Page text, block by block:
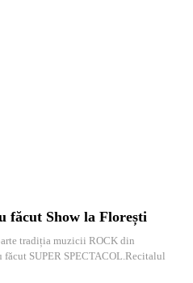
făcut Show la Florești
tradiția muzicii ROCK din
făcut SUPER SPECTACOL.Recitalul